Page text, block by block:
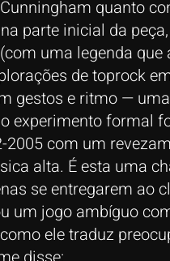
quanto
parte inicial da
uma legenda
de toprock
gestos e ritmo —
experimento formal
2005 com um
alta. É esta uma
se entregarem ao
um jogo ambíguo
ele traduz